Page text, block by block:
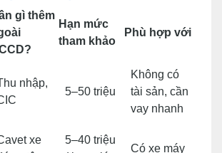
gì thêm
Hạn mức
tham khảo
Phù hợp với
nhập,
5–50 triệu
Không có
tài sản, cần
vay nhanh
xe
5–40 triệu
Có xe máy